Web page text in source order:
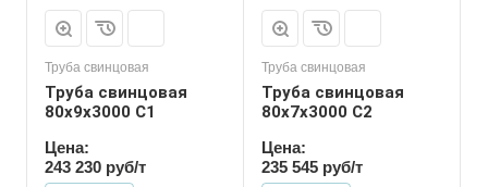
Труба свинцовая
Труба свинцовая
80x9x3000 С1
Цена:
243 230 руб/т
Труба свинцовая
Труба свинцовая
80x7x3000 С2
Цена:
235 545 руб/т